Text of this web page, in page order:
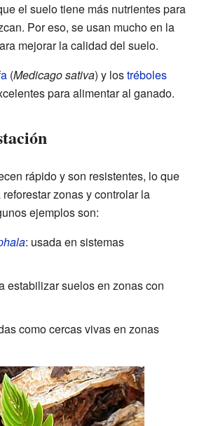
el suelo tiene más nutrientes para
Por eso, se usan mucho en la
mejorar la calidad del suelo.
(Medicago sativa) y lostréboles
para alimentar al ganado.
rápido y son resistentes, lo que
zonas y controlar la
ejemplos son:
: usada en sistemas
estabilizar suelos en zonas con
como cercas vivas en zonas